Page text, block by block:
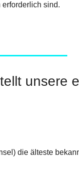
sind.
unsere
die älteste